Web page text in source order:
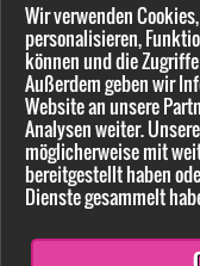
Wir verwenden
personalisieren,
können und die
Außerdem geben wir
Website an unsere
Analysen weiter.
möglicherweise mit
bereitgestellt haben
Dienste gesammelt
Bitte beachten Sie unsere